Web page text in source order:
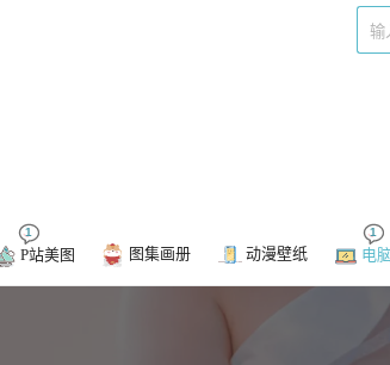
1
P站美图 图集画册 动漫壁纸
1
电